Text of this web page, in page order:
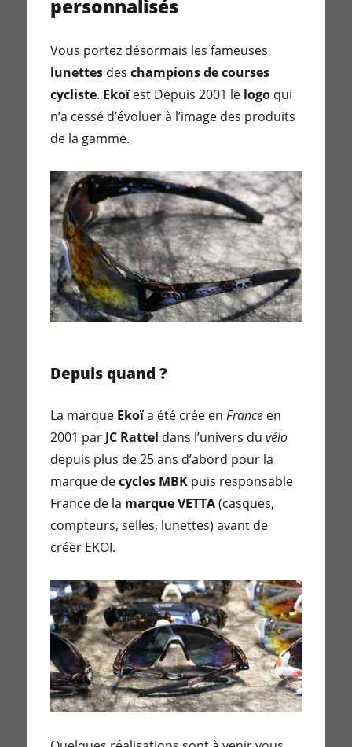
personnalisés
Vous portez désormais les fameuses
lunettes deschampions de courses
cycliste. Ekoï est Depuis 2001 le logo qui
n’a cessé d’évoluer à l’image des produits
de la gamme.
Depuis quand ?
La marque Ekoïa été crée enFrance en
2001 par JC Rattel dans l’univers duvélo
depuis plus de 25 ans d’abord pour la
marque decycles MBK puis responsable
France de la marque VETTA(casques,
compteurs, selles, lunettes) avant de
créer EKOI.